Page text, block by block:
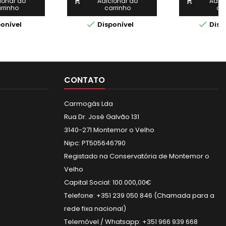
automático
emergência Guarda de
segurança do mandril
Mesa inclinavél a 90º
carrinho
 Disponível
partes
elaboradas
máquina
utilização

CONTATO
Carmogás Lda
Rua Dr. José Galvão 131
3140-271 Montemor o Velho
Nipc: PT505646790
Registado na Conservatória de Montemor o
Velho
Capital Social: 100.000,00€
Telefone: +351 239 050 846 (Chamada para a
rede fixa nacional)
Telemóvel / Whatsapp: +351 966 939 668